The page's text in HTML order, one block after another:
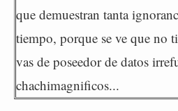
que demuestran tanta
tiempo, porque se ve que no
vas de poseedor de datos
chachimagnificos...